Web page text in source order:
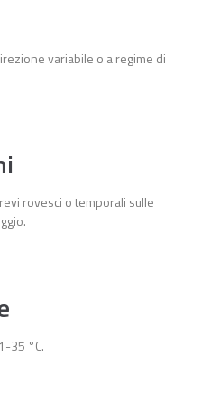
variabile o a regime di
rovesci o temporali sulle
35 °C.